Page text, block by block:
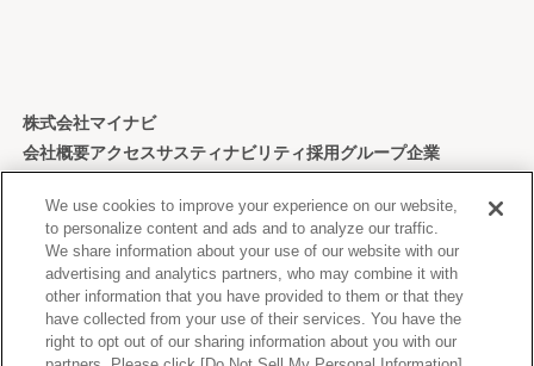
株式会社マイナビ
会社概要アクセスサスティナビリティ採用グループ企業
Copyright © Mynavi Corporation
We use cookies to improve your experience on our website,
to personalize content and ads and to analyze our traffic.
We share information about your use of our website with our
advertising and analytics partners, who may combine it with
other information that you have provided to them or that they
have collected from your use of their services. You have the
right to opt out of our sharing information about you with our